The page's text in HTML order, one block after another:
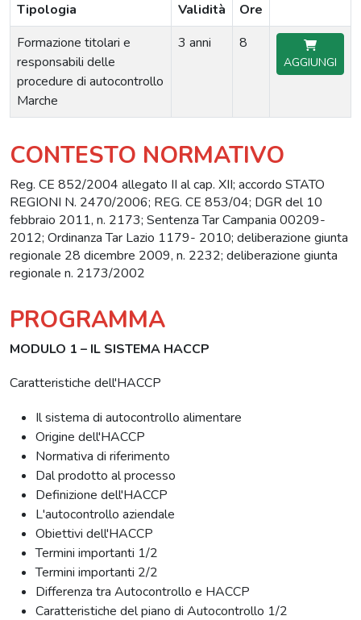
Tipologia Validità
Ore
Formazione titolari e
responsabili delle
procedure di autocontrollo
Marche
3 anni 8
AGGIUNGI
CONTESTO NORMATIVO
Reg. CE 852/2004 allegato II al cap. XII; accordo STATO
REGIONI N. 2470/2006; REG. CE 853/04; DGR del 10
febbraio 2011, n. 2173; Sentenza Tar Campania 00209-
2012; Ordinanza Tar Lazio 1179- 2010; deliberazione giunta
regionale 28 dicembre 2009, n. 2232; deliberazione giunta
regionale n. 2173/2002
PROGRAMMA
MODULO 1 – IL SISTEMA HACCP
Caratteristiche dell'HACCP
Il sistema di autocontrollo alimentare
Origine dell'HACCP
Normativa di riferimento
Dal prodotto al processo
Definizione dell'HACCP
L'autocontrollo aziendale
Obiettivi dell'HACCP
Termini importanti 1/2
Termini importanti 2/2
Differenza tra Autocontrollo e HACCP
Caratteristiche del piano di Autocontrollo 1/2